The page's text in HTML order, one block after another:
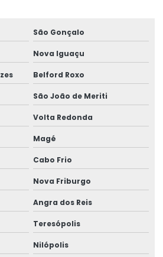
trabalhista
perícias de insalubridade e
judiciais
médica judicial
laborativa
São Gonçalo
Nova Iguaçu
Belford Roxo
São João de Meriti
Volta Redonda
Magé
Cabo Frio
Nova Friburgo
Angra dos Reis
Teresópolis
Nilópolis